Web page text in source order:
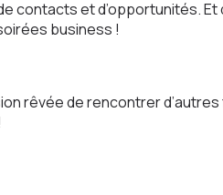
et d’opportunités. Et
business !
rêvée de rencontrer